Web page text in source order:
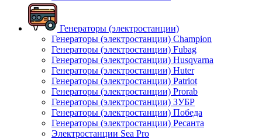
Генераторы (электростанции)
Генераторы (электростанции) Champion
Генераторы (электростанции) Fubag
Генераторы (электростанции) Husqvarna
Генераторы (электростанции) Huter
Генераторы (электростанции) Patriot
Генераторы (электростанции) Prorab
Генераторы (электростанции) ЗУБР
Генераторы (электростанции) Победа
Генераторы (электростанции) Ресанта
Электростанции Sea Pro